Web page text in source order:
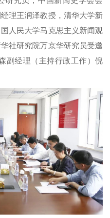
理王润泽教授，清华大学新
国人民大学马克思主义新闻观
华社研究院万京华研究员受邀
副经理（主持行政工作）倪